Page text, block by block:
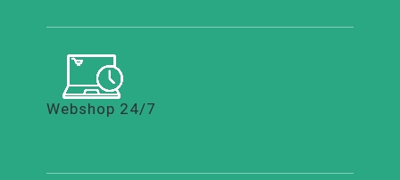
Webshop 24/7